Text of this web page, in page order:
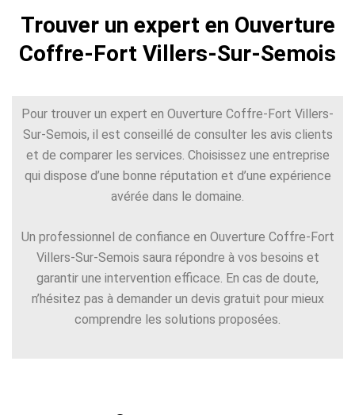
Trouver un expert en Ouverture
Coffre-Fort Villers-Sur-Semois
Pour trouver un expert en Ouverture Coffre-Fort Villers-
Sur-Semois, il est conseillé de consulter les avis clients
et de comparer les services. Choisissez une entreprise
qui dispose d’une bonne réputation et d’une expérience
avérée dans le domaine.
Un professionnel de confiance en Ouverture Coffre-Fort
Villers-Sur-Semois saura répondre à vos besoins et
garantir une intervention efficace. En cas de doute,
n’hésitez pas à demander un devis gratuit pour mieux
comprendre les solutions proposées.